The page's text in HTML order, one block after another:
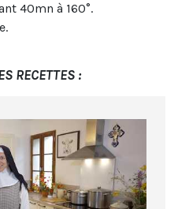
40mn à 160°.
RECETTES :